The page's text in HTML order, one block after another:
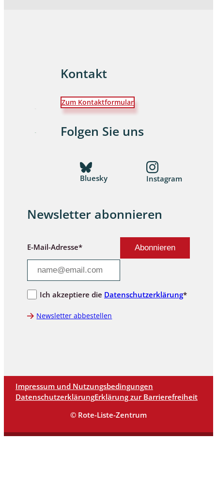
Kontakt
Zum Kontaktformular
Folgen Sie uns
Bluesky Instagram
Newsletter abonnieren
E-Mail-Adresse*
Ich akzeptiere die Datenschutzerklärung*
Newsletter abbestellen
Impressum und Nutzungsbedingungen
DatenschutzerklärungErklärung zur Barrierefreiheit
© Rote-Liste-Zentrum